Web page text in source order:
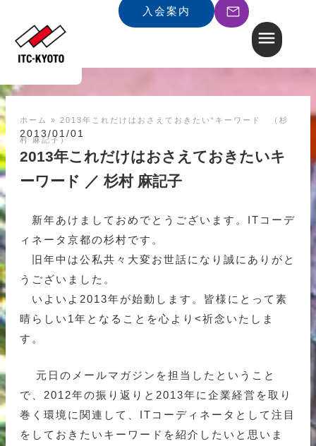
入会案内
ホーム » 2013年これだけはおさえておきたい“キーワード （杉
村 麻記子）
2013/01/01
2013年これだけはおさえておきたいキ
ーワード ／ 杉村 麻記子
新年あけましておめでとうございます。ITコーデ
ィネータ京都の杉村です。
旧年中は公私共々大変お世話になり誠にありがと
うございました。
いよいよ2013年が始動します。皆様にとって素
晴らしい1年となることを心より<祈念いたしま
す。
元日のメールマガジンを担当したということ
で、2012年の振り返りと2013年に企業経営を取り
巻く環境に関連して、ITコーディネータとして注目
をしておきたいキーワードを紹介したいと思いま